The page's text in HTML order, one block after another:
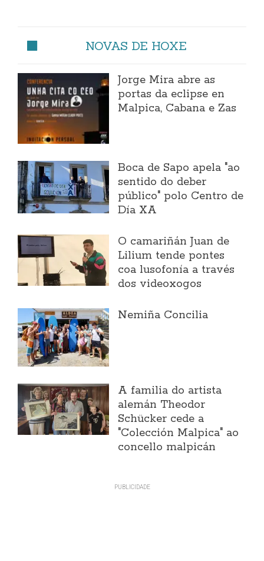
NOVAS DE HOXE
Jorge Mira abre as
portas da eclipse en
Malpica, Cabana e Zas
Boca de Sapo apela "ao
sentido do deber
público" polo Centro de
Día XA
O camariñán Juan de
Lilium tende pontes
coa lusofonía a través
dos videoxogos
Nemiña Concilia
A familia do artista
alemán Theodor
Schücker cede a
"Colección Malpica" ao
concello malpicán